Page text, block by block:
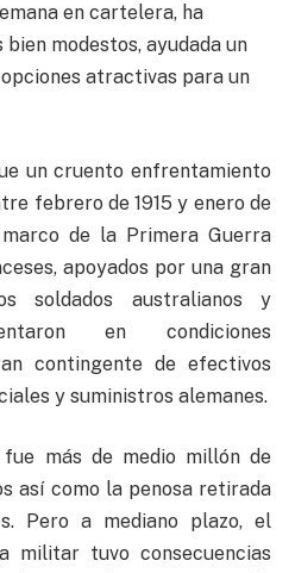
en cartelera, ha
modestos, ayudada un
atractivas para un
un cruento enfrentamiento
febrero de 1915 y enero de
de la Primera Guerra
apoyados por una gran
soldados australianos y
en condiciones
contingente de efectivos
y suministros alemanes.
más de medio millón de
así como la penosa retirada
Pero a mediano plazo, el
militar tuvo consecuencias